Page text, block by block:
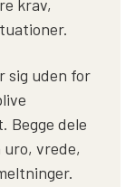
krav,
sig uden for
Begge dele
vrede,